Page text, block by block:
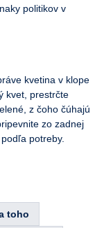
politikov v
kvetina v klope
kvet, prestrčte
z čoho čúhajú
zo zadnej
potreby.
toho